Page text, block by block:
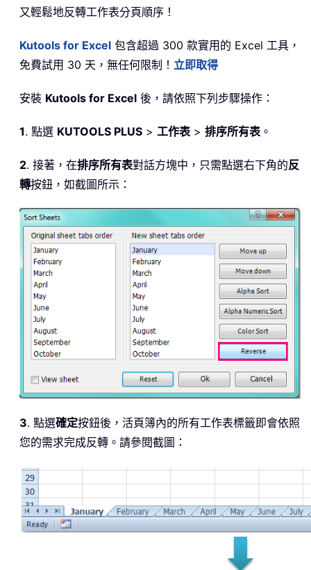
又輕鬆地反轉工作表分頁順序！
Kutools for Excel 包含超過 300 款實用的 Excel 工具，
免費試用 30 天，無任何限制！ 立即取得
安裝 Kutools for Excel 後，請依照下列步驟操作：
1. 點選 KUTOOLS PLUS > 工作表 > 排序所有表 。
2. 接著，在排序所有表對話方塊中，只需點選右下角的反
轉按鈕，如截圖所示：
3. 點選確定按鈕後，活頁簿內的所有工作表標籤即會依照
您的需求完成反轉。請參閱截圖：